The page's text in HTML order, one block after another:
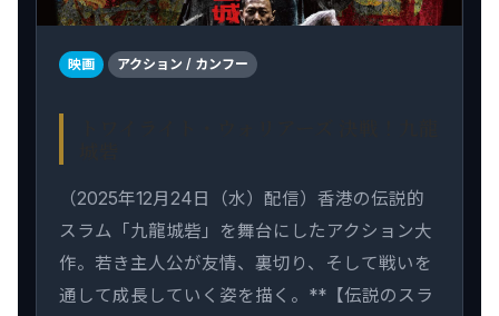
映画 アクション / カンフー
（2025年12月24日（水）配信）香港の伝説的
スラム「九龍城砦」を舞台にしたアクション大
作。若き主人公が友情、裏切り、そして戦いを
通して成長していく姿を描く。**【伝説のスラ